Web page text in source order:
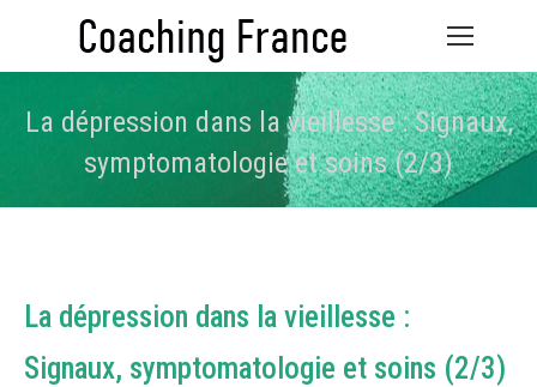
La dépression dans la vieillesse : Signaux,
symptomatologie et soins (2/3)
Vous êtes ici :
La dépression dans la vieillesse :
Signaux, symptomatologie et soins (2/3)